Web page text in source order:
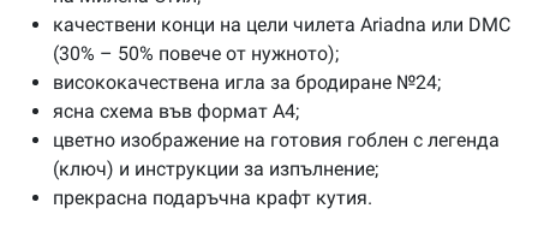
качествени конци на цели чилета Ariadna или DMC
(30% – 50% повече от нужното);
висококачествена игла за бродиране №24;
ясна схема във формат А4;
цветно изображение на готовия гоблен с легенда
(ключ) и инструкции за изпълнение;
прекрасна подаръчна крафт кутия.